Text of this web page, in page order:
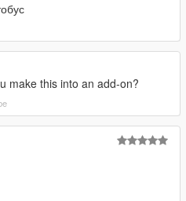
make this into an add-on?